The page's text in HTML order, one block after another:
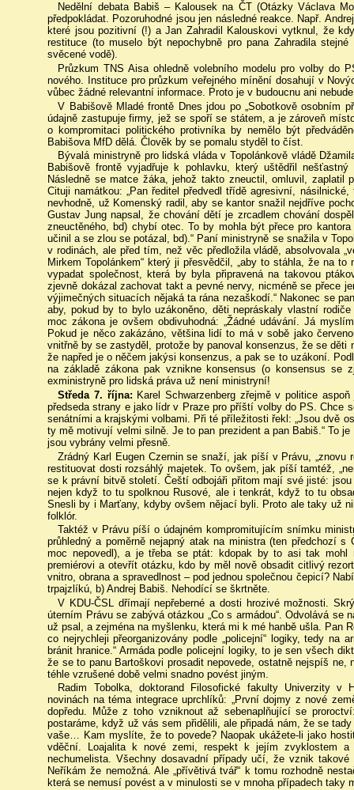
Nedělní debata Babiš – Kalousek na ČT (Otázky Václava
předpokládat. Pozoruhodné jsou jen následné reakce. Např.
které jsou pozitivní (!) a Jan Zahradil Kalouskovi vytknul, že
restituce (to muselo být nepochybně pro pana Zahradila
svěcené vodě).
Průzkum TNS Aisa ohledně volebního modelu pro volby do
nového. Instituce pro průzkum veřejného mínění dosahují v
vůbec žádné relevantní informace. Proto je v budoucnu ani
V Babišově Mladé frontě Dnes jdou po „Sobotkově osobním
údajně zastupuje firmy, jež se spoří se státem, a je zároveň
o kompromitaci politického protivníka by nemělo být
Babišova MfD dělá. Člověk by se pomalu styděl to číst.
Bývalá ministryně pro lidská vláda v Topolánkově vládě
Babišově frontě vyjadřuje k pohlavku, který uštědřil
Následně se matce žáka, jehož takto zneuctil, omluvil, zaplatil
Cituji namátkou: „Pan ředitel předvedl třídě agresivní,
nevhodně, už Komenský radil, aby se kantor snažil nejdříve
Gustav Jung napsal, že chování dětí je zrcadlem chování
zneuctěného, bd) chybí otec. To by mohla být přece pro
učinil a se zlou se potázal, bd).“ Paní ministryně se snažila v
v rodinách, ale před tím, než věc předložila vládě, absolvovala
Mirkem Topolánkem“ který ji přesvědčil, „aby to stáhla, že na
vypadat společnost, která by byla připravená na takovou
zjevně dokázal zachovat takt a pevné nervy, nicméně se přece
výjimečných situacích nějaká ta rána nezaškodí.“ Nakonec se
aby, pokud by to bylo uzákoněno, děti nepráskaly vlastní
moc zákona je ovšem obdivuhodná: „Žádné udávání. Já
Pokud je něco zakázáno, většina lidí to má v sobě jako
vnitřně by se zastyděl, protože by panoval konsenzus, že se
že napřed je o něčem jakýsi konsenzus, a pak se to uzákoní.
na základě zákona pak vznikne konsensus (o konsensus se
exministryně pro lidská práva už není ministryní!
Středa 7. října: Karel Schwarzenberg zřejmě v politice
předseda strany e jako lídr v Praze pro příští volby do PS. Chce
senátními a krajskými volbami. Při té příležitosti řekl: „Jsou dvě
ty mě motivují velmi silně. Je to pan prezident a pan Babiš.“ To
jsou vybrány velmi přesně.
Zrádný Karl Eugen Czernin se snaží, jak píší v Právu, „znovu
restituovat dosti rozsáhlý majetek. To ovšem, jak píší tamtéž,
se k právní bitvě století. Čeští odbojáři přitom mají své jisté:
nejen když to tu spolknou Rusové, ale i tenkrát, když to tu
Snesli by i Marťany, kdyby ovšem nějací byli. Proto ale taky už
folklór.
Taktéž v Právu píší o údajném kompromitujícím snímku
průhledný a poměrně nejapný atak na ministra (ten předchozí
moc nepovedl), a je třeba se ptát: kdopak by to asi tak mohl
premiérovi a otevřít otázku, kdo by měl nově obsadit citlivý
vnitro, obrana a spravedlnost – pod jednou společnou čepicí?
trpajzlíkú, b) Andrej Babiš. Nehodící se škrtněte.
V KDU-ČSL dřímají nepřeberné a dosti hrozivé možnosti.
úterním Právu se zabývá otázkou „Co s armádou“. Odvolává se
už psal, a zejména na myšlenku, která mi k mé hanbě ušla. Pan
co nejrychleji přeorganizovány podle „policejní“ logiky, tedy na
bránit hranice.“ Armáda podle policejní logiky, to je sen všech
že se to panu Bartoškovi prosadit nepovede, ostatně nejspíš
téhle vzrušené době velmi snadno povést jiným.
Radim Tobolka, doktorand Filosofické fakulty Univerzity v
novinách na téma integrace uprchlíků: „První dojmy z nové
dopředu. Může z toho vzniknout až sebenaplňující se
postaráme, když už vás sem přidělili, ale připadá nám, že se
vaše… Kam myslíte, že to povede? Naopak ukážete-li jako
vděční. Loajalita k nové zemi, respekt k jejím zvyklostem a
nechumelista. Všechny dosavadní případy učí, že vznik takové
Neříkám že nemožná. Ale „přívětivá tvář“ k tomu rozhodně
která se nemusí povést a v minulosti se v mnoha případech taky